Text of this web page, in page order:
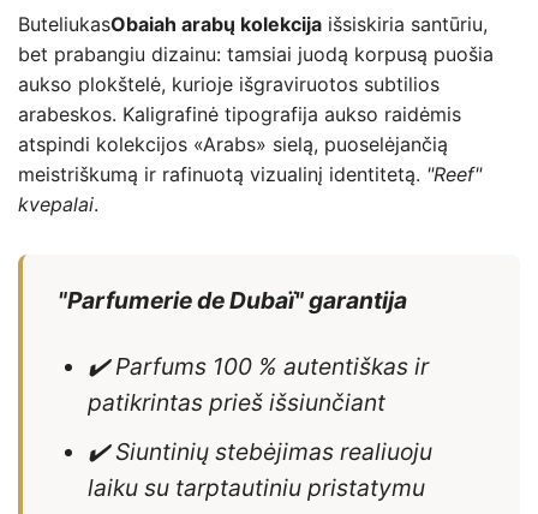
ButeliukasObaiah arabų kolekcija išsiskiria santūriu,
bet prabangiu dizainu: tamsiai juodą korpusą puošia
aukso plokštelė, kurioje išgraviruotos subtilios
arabeskos. Kaligrafinė tipografija aukso raidėmis
atspindi kolekcijos «Arabs» sielą, puoselėjančią
meistriškumą ir rafinuotą vizualinį identitetą. "Reef"
kvepalai.
"Parfumerie de Dubaï" garantija
✔️ Parfums 100 % autentiškas ir
patikrintas prieš išsiunčiant
✔️ Siuntinių stebėjimas realiuoju
laiku su tarptautiniu pristatymu